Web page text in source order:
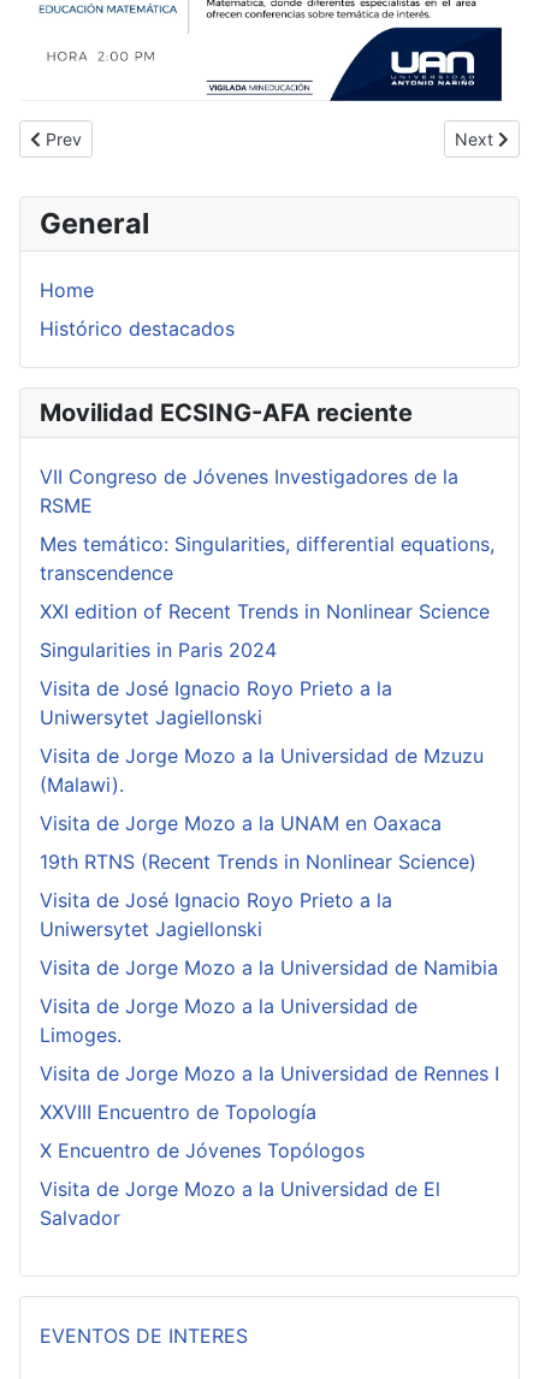
General
Home
Histórico destacados
Movilidad ECSING-AFA reciente
VII Congreso de Jóvenes Investigadores de la
RSME
Mes temático: Singularities, differential equations,
transcendence
XXI edition of Recent Trends in Nonlinear Science
Singularities in Paris 2024
Visita de José Ignacio Royo Prieto a la
Uniwersytet Jagiellonski
Visita de Jorge Mozo a la Universidad de Mzuzu
(Malawi).
Visita de Jorge Mozo a la UNAM en Oaxaca
19th RTNS (Recent Trends in Nonlinear Science)
Visita de José Ignacio Royo Prieto a la
Uniwersytet Jagiellonski
Visita de Jorge Mozo a la Universidad de Namibia
Visita de Jorge Mozo a la Universidad de
Limoges.
Visita de Jorge Mozo a la Universidad de Rennes I
XXVIII Encuentro de Topología
X Encuentro de Jóvenes Topólogos
Visita de Jorge Mozo a la Universidad de El
Salvador
EVENTOS DE INTERES
Previous article: Video conferencia F.Sanz en GAiA-2021
Prev Next
Next